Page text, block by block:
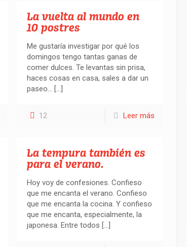
La vuelta al mundo en
10 postres
Me gustaría investigar por qué los
domingos tengo tantas ganas de
comer dulces. Te levantas sin prisa,
haces cosas en casa, sales a dar un
paseo… […]
12 Leer más
La tempura también es
para el verano.
Hoy voy de confesiones. Confieso
que me encanta el verano. Confieso
que me encanta la cocina. Y confieso
que me encanta, especialmente, la
japonesa. Entre todos […]